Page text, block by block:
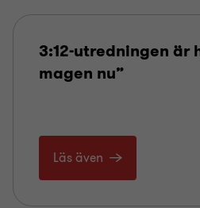
3:12-utredningen är
magen nu”
Läs även